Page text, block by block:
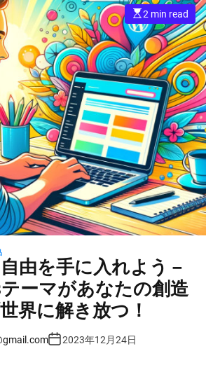
E
s
t
i
m
a
t
e
d
r
e
a
d
t
i
m
e
2 min read
由を手に入れよう –
ーマがあなたの創造
界に解き放つ！
P
o
2023年12月24日